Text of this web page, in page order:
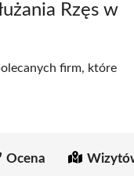
Rzęs w
firm, które
Ocena